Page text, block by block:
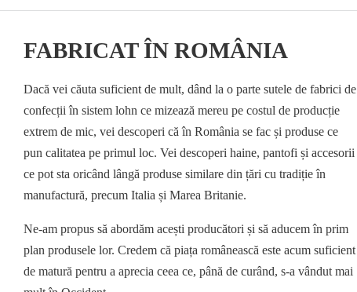
FABRICAT ÎN ROMÂNIA
Dacă vei căuta suficient de mult, dând la o parte sutele de fabrici de
confecții în sistem lohn ce mizează mereu pe costul de producție
extrem de mic, vei descoperi că în România se fac și produse ce
pun calitatea pe primul loc. Vei descoperi haine, pantofi și accesorii
ce pot sta oricând lângă produse similare din țări cu tradiție în
manufactură, precum Italia și Marea Britanie.
Ne-am propus să abordăm acești producători și să aducem în prim
plan produsele lor. Credem că piața românească este acum suficient
de matură pentru a aprecia ceea ce, până de curând, s-a vândut mai